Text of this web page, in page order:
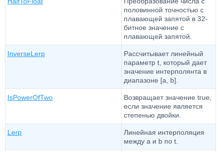
половинной точностью с
плавающей запятой в 32-
битное значение с
плавающей запятой.
InverseLerp
Рассчитывает линейный
параметр t, который дает
значение интерполянта в
диапазоне [a, b].
IsPowerOfTwo
Возвращает значение true,
если значение является
степенью двойки.
Lerp
Линейная интерполяция
между a и b по t.